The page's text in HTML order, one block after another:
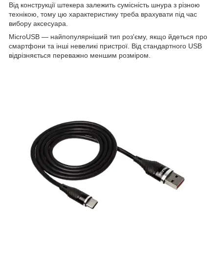
Від конструкції штекера залежить сумісність шнура з різною
технікою, тому цю характеристику треба врахувати під час
вибору аксесуара.
MicroUSB — найпопулярніший тип роз'єму, якщо йдеться про
смартфони та інші невеликі пристрої. Від стандартного USB
відрізняється переважно меншим розміром.